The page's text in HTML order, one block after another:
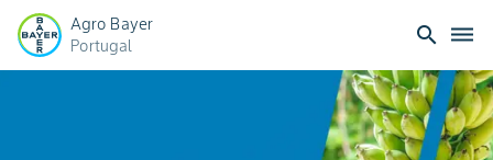
Agro Bayer
Portugal
search dehaze